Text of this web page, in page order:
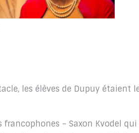
les élèves de Dupuy étaient
– Saxon Kvodel qui